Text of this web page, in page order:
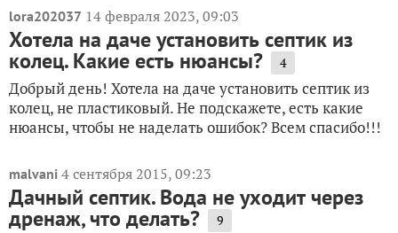
lora202037 14 февраля 2023, 09:03
Хотела на даче установить септик из
колец. Какие есть нюансы? 4
Добрый день! Хотела на даче установить септик из
колец, не пластиковый. Не подскажете, есть какие
нюансы, чтобы не наделать ошибок? Всем спасибо!!!
malvani 4 сентября 2015, 09:23
Дачный септик. Вода не уходит через
дренаж, что делать? 9